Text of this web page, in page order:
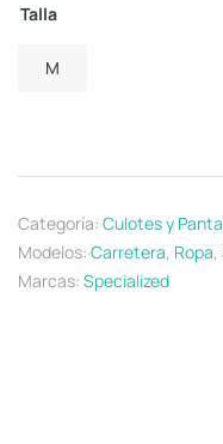
Talla
M
Categoría: Culotes y
Modelos: Carretera, Ropa,
Marcas: Specialized